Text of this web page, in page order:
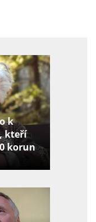
k
kteří
korun